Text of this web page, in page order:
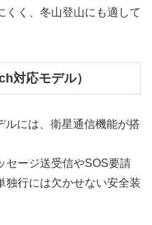
くく、冬山登山にも適して
対応モデル）
ルには、衛星通信機能が搭
セージ送受信やSOS要請
独行には欠かせない安全装